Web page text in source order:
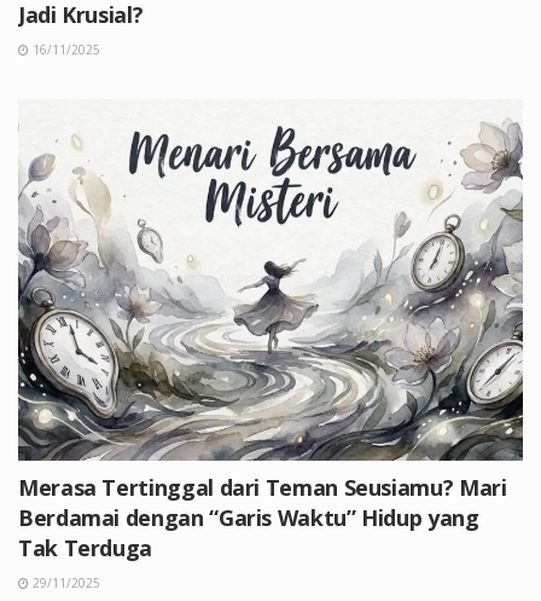
Jadi Krusial?
16/11/2025
Merasa Tertinggal dari Teman Seusiamu? Mari
Berdamai dengan “Garis Waktu” Hidup yang
Tak Terduga
29/11/2025